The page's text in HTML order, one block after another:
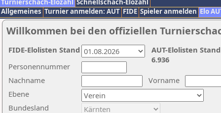
Turnierschach-Elozahl Schnellschach-Elozahl
Allgemeines Turnier anmelden: AUT FIDE Spieler anmelden Elo
Willkommen bei den offiziellen
Nachname
Vorname
Ebene
Personennummer
Bundesland
AUT-Elolisten
6.936
FIDE-Elolisten Stand